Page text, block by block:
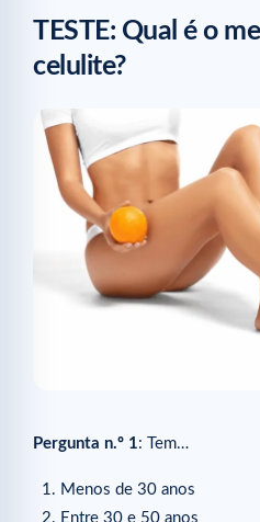
TESTE: Qual é o
celulite?
Pergunta n.º 1: Tem…
Menos de 30 anos
Entre 30 e 50 anos